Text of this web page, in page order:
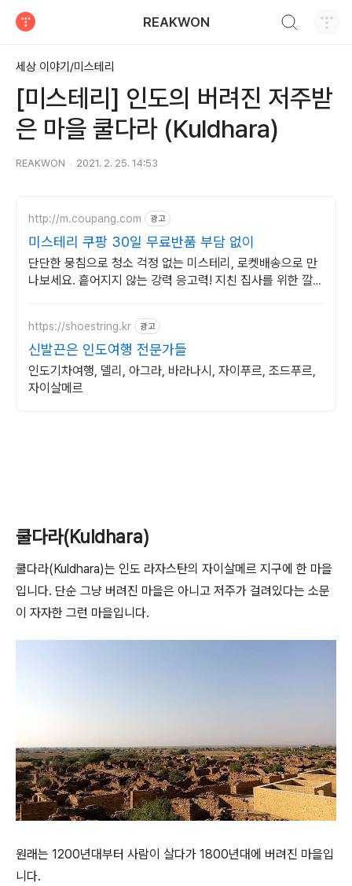
REAKWON
세상 이야기/미스테리
[미스테리] 인도의 버려진 저주받
은 마을 쿨다라 (Kuldhara)
REAKWON 2021. 2. 25. 14:53
http://m.coupang.com 광고
미스테리 쿠팡 30일 무료반품 부담 없이
단단한 뭉침으로 청소 걱정 없는 미스테리, 로켓배송으로 만
나보세요. 흩어지지 않는 강력 응고력! 지친 집사를 위한 깔끔
https://shoestring.kr 광고
신발끈은 인도여행 전문가들
인도기차여행, 델리, 아그라, 바라나시, 자이푸르, 조드푸르,
자이살메르
쿨다라(Kuldhara)
쿨다라(Kuldhara)는 인도 라자스탄의 자이살메르 지구에 한 마을
입니다. 단순 그냥 버려진 마을은 아니고 저주가 걸려있다는 소문
이 자자한 그런 마을입니다.
원래는 1200년대부터 사람이 살다가 1800년대에 버려진 마을입
니다.